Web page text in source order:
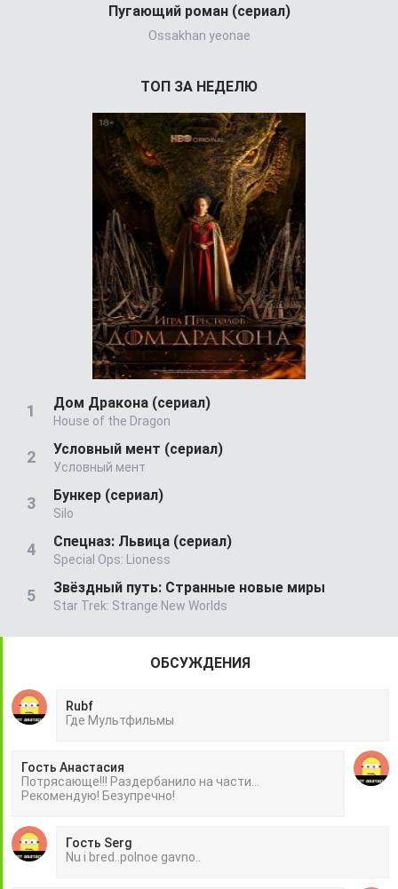
Пугающий роман (сериал)
Ossakhan yeonae
ТОП ЗА НЕДЕЛЮ
Дом Дракона (сериал)
House of the Dragon
Условный мент (сериал)
Условный мент
Бункер (сериал)
Silo
Спецназ: Львица (сериал)
Special Ops: Lioness
Звёздный путь: Странные новые миры
Star Trek: Strange New Worlds
ОБСУЖДЕНИЯ
Rubf
Гдe Mультфильмы
Гость Анастасия
Потрясающе!!! Раздербанило на части...
Рекомендую! Безупречно!
Гость Serg
Nu i bred..polnoe gavno..